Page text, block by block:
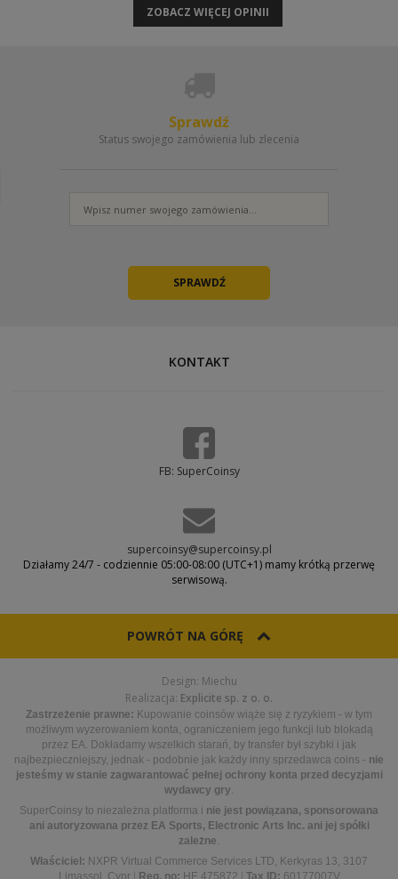
kodów zapasowych.
Podaj minimum 3 działające kody
ZOBACZ WIĘCEJ OPINII
Sprawdź
Status swojego zamówienia lub zlecenia
KONTAKT
FB: SuperCoinsy
supercoinsy@supercoinsy.pl
Działamy 24/7 - codziennie 05:00-08:00 (UTC+1) mamy krótką przerwę
serwisową.
POWRÓT NA GÓRĘ
Design: Miechu
Realizacja: Explicite sp. z o. o.
Zastrzeżenie prawne: Kupowanie coinsów wiąże się z ryzykiem - w tym
możliwym wyzerowaniem konta, ograniczeniem jego funkcji lub blokadą
przez EA. Dokładamy wszelkich starań, by transfer był szybki i jak
najbezpieczniejszy, jednak - podobnie jak każdy inny sprzedawca coins - nie
jesteśmy w stanie zagwarantować pełnej ochrony konta przed decyzjami
wydawcy gry.
SuperCoinsy to niezależna platforma i nie jest powiązana, sponsorowana
ani autoryzowana przez EA Sports, Electronic Arts Inc. ani jej spółki
zależne.
Właściciel: NXPR Virtual Commerce Services LTD, Kerkyras 13, 3107
Limassol, Cypr
Reg. no: HE 475872 Tax ID: 60177007V